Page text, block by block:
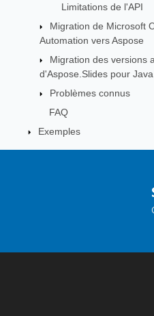
Limitations de l'API
Migration de Microsoft
Automation vers Aspose
Migration des versions
d'Aspose.Slides pour Java
Problèmes connus
FAQ
Exemples